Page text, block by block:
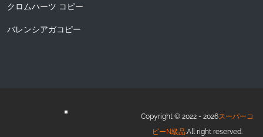
クロムハーツ コピー
バレンシアガコピー
Copyright © 2022 - 2026スーパーコ
ピーN級品.All right reserved.